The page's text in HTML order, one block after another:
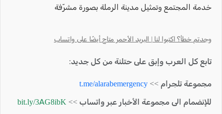
خدمة المجتمع وتمثيل مدينة الرملة بصورة مشرّفة
وجدتم خطأ؟ اكتبوا لنا | البريد الأحمر متاح أيضًا على واتساب
تابع كل العرب وإبق على حتلنة من كل جديد:
مجموعة تلجرام >> t.me/alarabemergency
للإنضمام الى مجموعة الأخبار عبر واتساب >> bit.ly/3AG8ibK